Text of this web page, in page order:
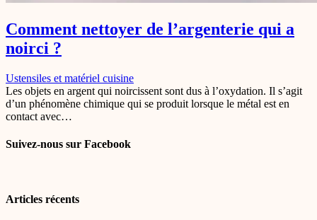
Comment nettoyer de l’argenterie qui a
noirci ?
Ustensiles et matériel cuisine
Les objets en argent qui noircissent sont dus à l’oxydation. Il s’agit
d’un phénomène chimique qui se produit lorsque le métal est en
contact avec…
Suivez-nous sur Facebook
Articles récents